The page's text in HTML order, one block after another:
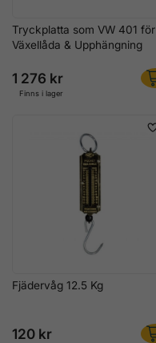
Tryckplatta som VW 401 för
Växellåda & Upphängning
1 276 kr
Finns i lager
Fjädervåg 12.5 Kg
120 kr